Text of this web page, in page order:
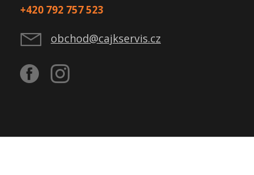
+420 792 757 523
obchod@cajkservis.cz